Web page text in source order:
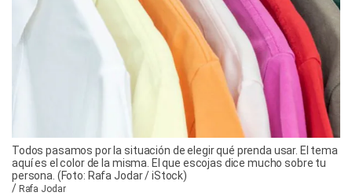
Todos pasamos por la situación de elegir qué prenda usar. El tema
aquí es el color de la misma. El que escojas dice mucho sobre tu
persona. (Foto: Rafa Jodar / iStock)
/ Rafa Jodar